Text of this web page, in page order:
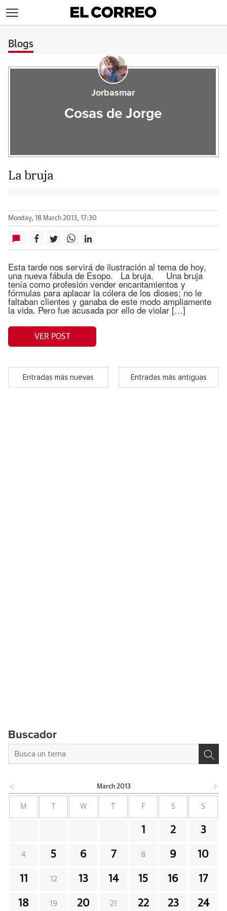
Blogs
Jorbasmar
Cosas de Jorge
La bruja
Monday, 18 March 2013, 17:30
Esta tarde nos servirá de ilustración al tema de hoy,
una nueva fábula de Esopo. La bruja. Una bruja
tenía como profesión vender encantamientos y
fórmulas para aplacar la cólera de los dioses; no le
faltaban clientes y ganaba de este modo ampliamente
la vida. Pero fue acusada por ello de violar […]
VER POST
Entradas más nuevas Entradas más antiguas
Buscador
March 2013
M W F S S
1 2 3
4 5 6 7 8 9 10
11 12 13 14 15 16 17
18 19 20 21 22 23 24